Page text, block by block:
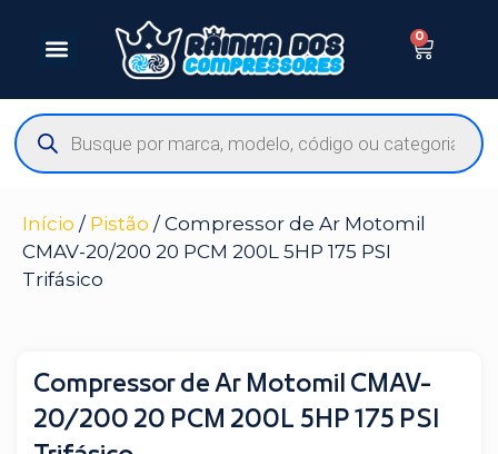
0
Início / Pistão / Compressor de Ar Motomil
CMAV-20/200 20 PCM 200L 5HP 175 PSI
Trifásico
Compressor de Ar Motomil CMAV-
20/200 20 PCM 200L 5HP 175 PSI